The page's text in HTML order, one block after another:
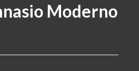
Moderno